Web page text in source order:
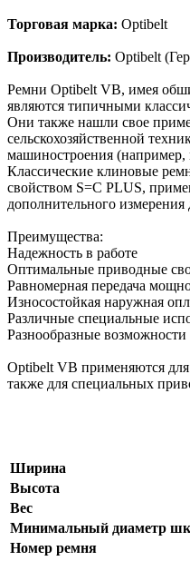
Торговая марка: Optibelt
Производитель: Optibelt
Ремни Optibelt VB, имея
являются типичными
Они также нашли свое
сельскохозяйственной
машиностроения
Классические клиновые
свойством S=C PLUS,
дополнительного
Преимущества:
Надежность в работе
Оптимальные приводные
Равномерная передача
Износостойкая наружная
Различные специальные
Разнообразные
Оptibelt VB применяются
также для специальных
Ширина
Высота
Вес
Минимальный диаметр
Номер ремня